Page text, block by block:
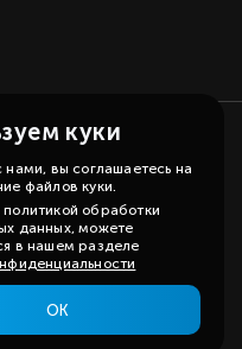
вы даете согласие и
ознакомительный
определяемой
для вас информацию
куки
нами, вы соглашаетесь на
файлов куки.
обработки
данных, можете
в нашем разделе
ОК